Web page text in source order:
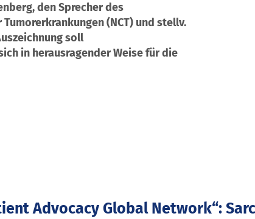
den Sprecher des
(NCT) und stellv.
soll
in herausragender Weise für die
Advocacy Global Network“: